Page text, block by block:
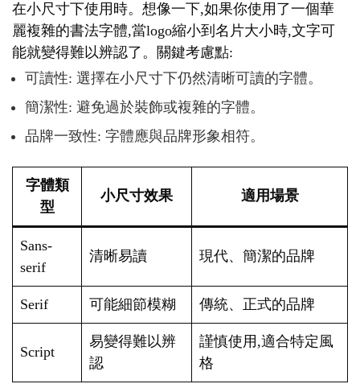
在小尺寸下使用時。想像一下,如果你使用了一個華
麗複雜的書法字體,當logo縮小到名片大小時,文字可
能就變得難以辨認了。關鍵考慮點:
可讀性: 選擇在小尺寸下仍然清晰可讀的字體。
簡潔性: 避免過於裝飾或複雜的字體。
品牌一致性: 字體應與品牌形象相符。
字體類
型
小尺寸效果 適用場景
Sans-
serif
清晰易讀 現代、簡潔的品牌
Serif 可能細節模糊 傳統、正式的品牌
Script
易變得難以辨
認
謹慎使用,適合特定風
格